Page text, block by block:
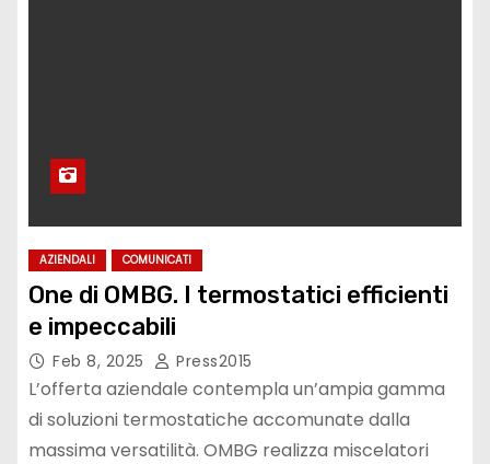
AZIENDALI COMUNICATI
One di OMBG. I termostatici efficienti
e impeccabili
Feb 8, 2025 Press2015
L’offerta aziendale contempla un’ampia gamma
di soluzioni termostatiche accomunate dalla
massima versatilità. OMBG realizza miscelatori